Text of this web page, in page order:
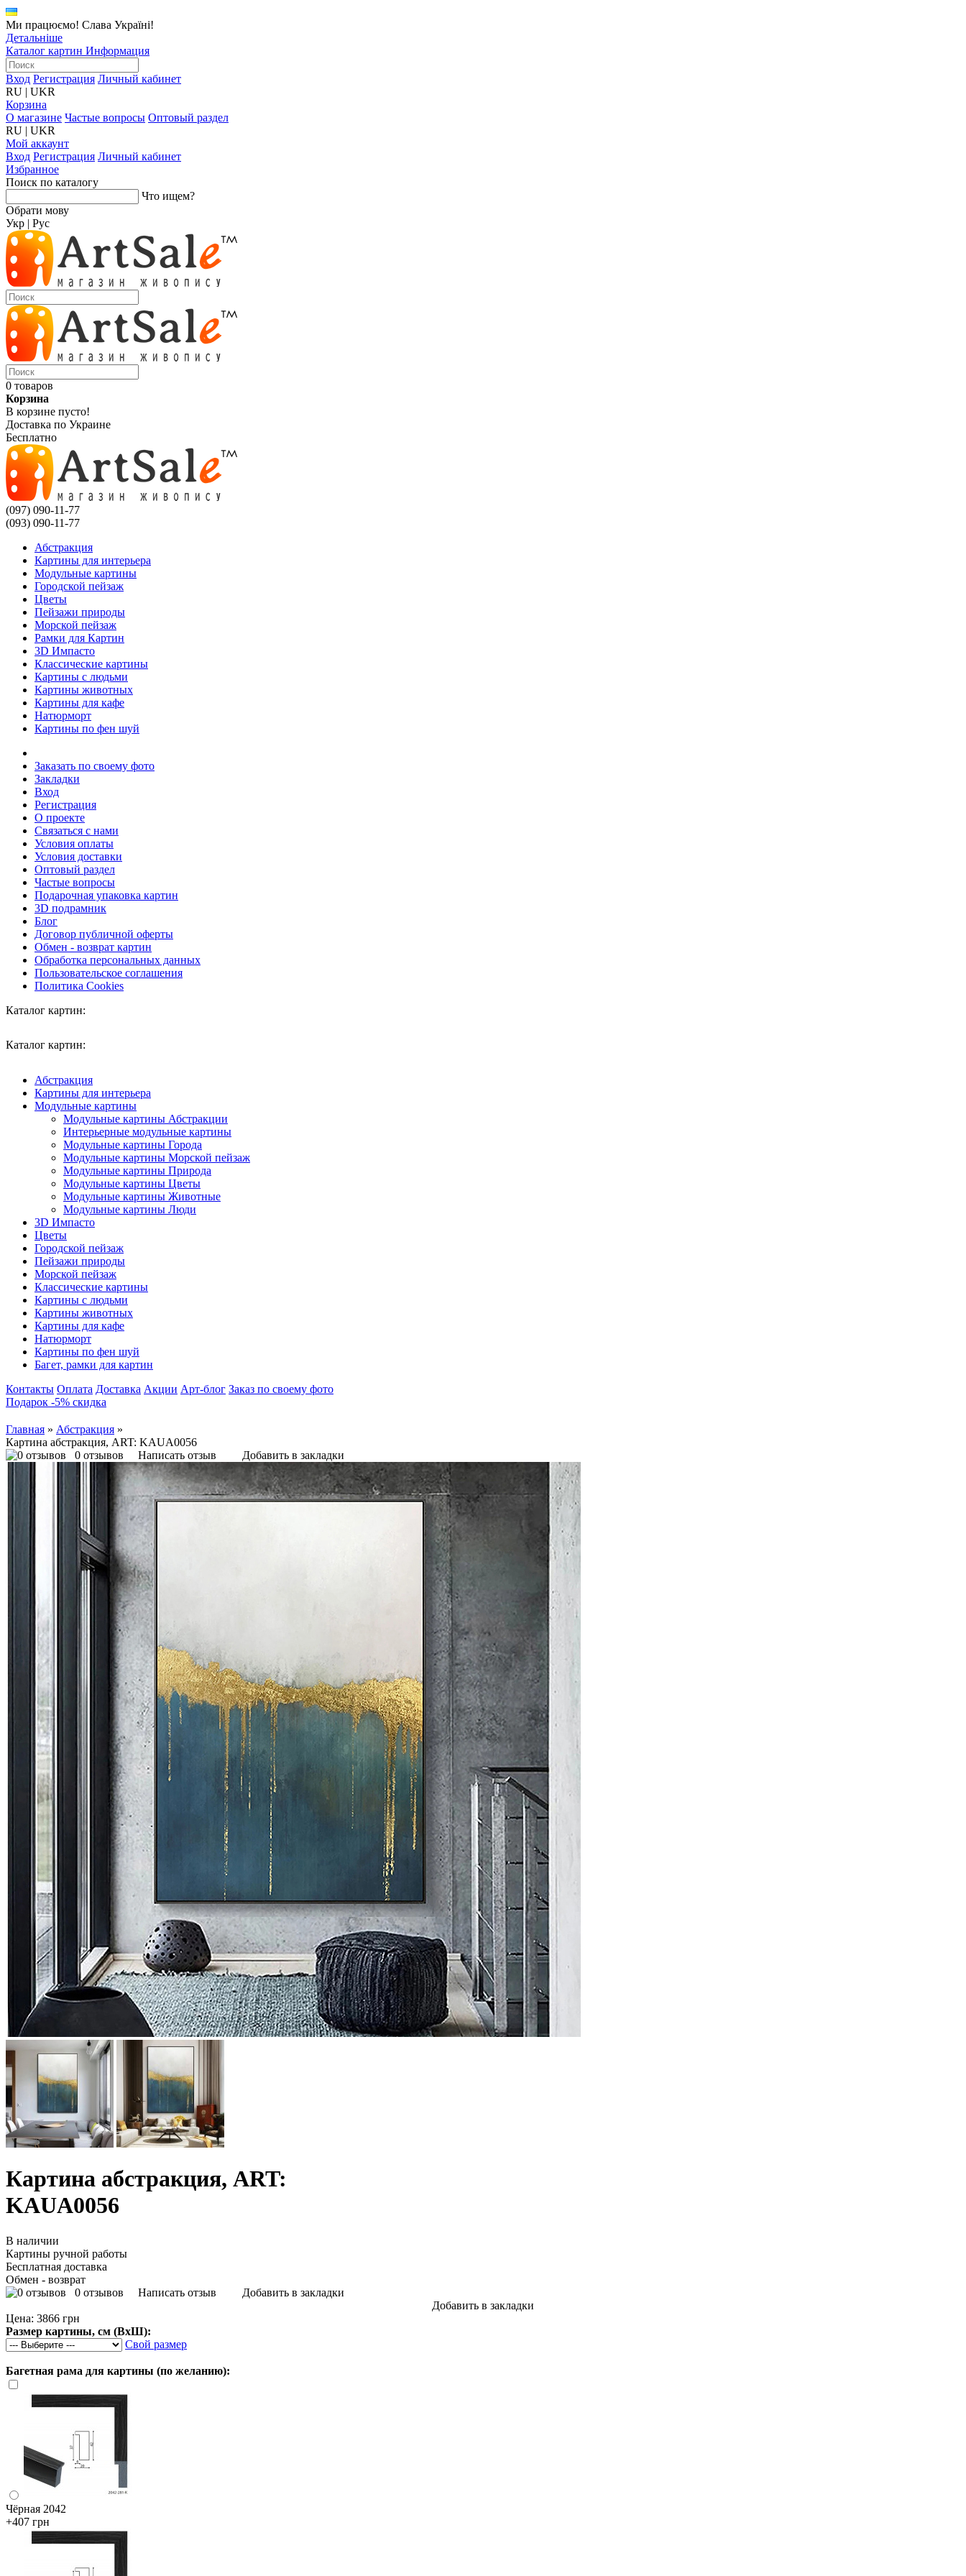
Ми працюємо! Слава Україні!
Детальніше
Каталог картин Информация
Вход Регистрация Личный кабинет
RU | UKR
Корзина
О магазине Частые вопросы Оптовый раздел
RU | UKR
Мой аккаунт
Вход Регистрация Личный кабинет
Избранное
Поиск по каталогу
Что ищем?
Обрати мову
Укр | Рус
0 товаров
Корзина
В корзине пусто!
Доставка по Украине
Бесплатно
(097) 090-11-77
(093) 090-11-77
Абстракция
Картины для интерьера
Модульные картины
Городской пейзаж
Цветы
Пейзажи природы
Морской пейзаж
Рамки для Картин
3D Импасто
Классические картины
Картины с людьми
Картины животных
Картины для кафе
Натюрморт
Картины по фен шуй
Заказать по своему фото
Закладки
Вход
Регистрация
О проекте
Связаться с нами
Условия оплаты
Условия доставки
Оптовый раздел
Частые вопросы
Подарочная упаковка картин
3D подрамник
Блог
Договор публичной оферты
Обмен - возврат картин
Обработка персональных данных
Пользовательское соглашения
Политика Cookies
Каталог картин:
Каталог картин:
Абстракция
Картины для интерьера
Модульные картины
Модульные картины Абстракции
Интерьерные модульные картины
Модульные картины Города
Модульные картины Морской пейзаж
Модульные картины Природа
Модульные картины Цветы
Модульные картины Животные
Модульные картины Люди
3D Импасто
Цветы
Городской пейзаж
Пейзажи природы
Морской пейзаж
Классические картины
Картины с людьми
Картины животных
Картины для кафе
Натюрморт
Картины по фен шуй
Багет, рамки для картин
Контакты Оплата Доставка Акции Арт-блог Заказ по своему фото
Подарок -5% скидка
Главная » Абстракция »
Картина абстракция, ART: KAUA0056
0 отзывов
Написать отзыв Добавить в закладки
Картина абстракция, ART:
KAUA0056
В наличии
Картины ручной работы
Бесплатная доставка
Обмен - возврат
0 отзывов
Написать отзыв
Добавить в закладки
Добавить в закладки
Цена: 3866 грн
Размер картины, см (ВхШ):
Свой размер
Багетная рама для картины (по желанию):
Чёрная 2042
+407 грн